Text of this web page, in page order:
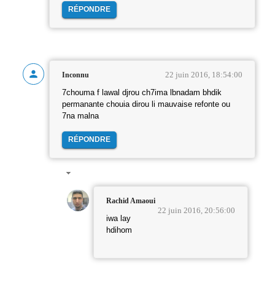
RÉPONDRE
Inconnu 22 juin 2016, 18:54:00
7chouma f lawal djrou ch7ima lbnadam bhdik
permanante chouia dirou li mauvaise refonte ou
7na malna
RÉPONDRE
Rachid Amaoui
22 juin 2016, 20:56:00
iwa lay
hdihom